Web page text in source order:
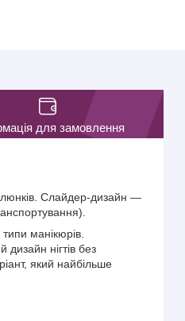
для замовлення
Слайдер-дизайн —
манікюрів.
нігтів без
який найбільше